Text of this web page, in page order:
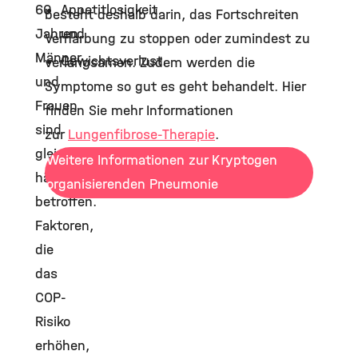
Appetitlosigkeit
und
Gewichtsverlust.
60
Jahren.
Männer
und
Frauen
sind
gleich
häufig
betroffen.
Faktoren,
die
das
COP-
Risiko
erhöhen,
besteht deshalb darin, das Fortschreiten
Vernarbung zu stoppen oder zumindest zu
verlangsamen. Zudem werden die
Symptome so gut es geht behandelt. Hier
finden Sie mehr Informationen
zurLungenfibrose-Therapie.
Weitere Informationen zur Kryptogen
organisierenden Pneumonie